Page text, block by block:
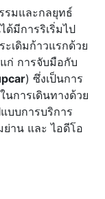
รมและกลยุทธ์
ด้มีการริเริ่มไป
เดิมก้าวแรกด้วย
ก่ การจับมือกับ
) ซึ่งเป็นการ
การเดินทางด้วย
บบการบริการ
าน และ ไอดีโอ